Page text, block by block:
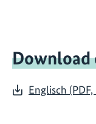
Download
Englisch (PDF,